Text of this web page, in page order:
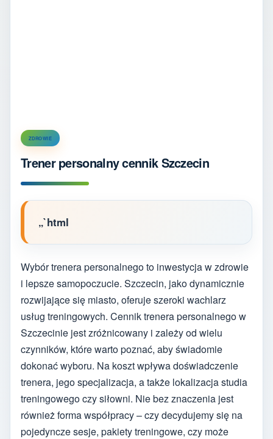
ZDROWIE
Trener personalny cennik Szczecin
„`html
Wybór trenera personalnego to inwestycja w zdrowie
i lepsze samopoczucie. Szczecin, jako dynamicznie
rozwijające się miasto, oferuje szeroki wachlarz
usług treningowych. Cennik trenera personalnego w
Szczecinie jest zróżnicowany i zależy od wielu
czynników, które warto poznać, aby świadomie
dokonać wyboru. Na koszt wpływa doświadczenie
trenera, jego specjalizacja, a także lokalizacja studia
treningowego czy siłowni. Nie bez znaczenia jest
również forma współpracy – czy decydujemy się na
pojedyncze sesje, pakiety treningowe, czy może